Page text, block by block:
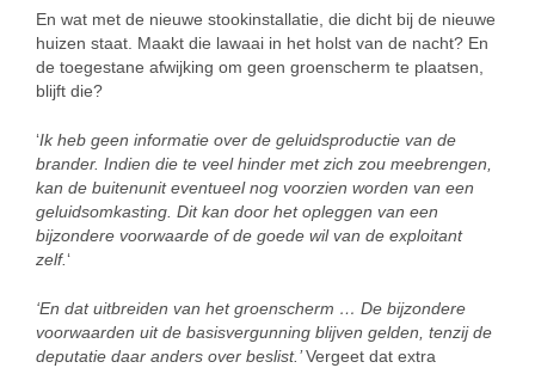
En wat met de nieuwe stookinstallatie, die dicht bij de nieuwe
huizen staat. Maakt die lawaai in het holst van de nacht? En
de toegestane afwijking om geen groenscherm te plaatsen,
blijft die?
‘Ik heb geen informatie over de geluidsproductie van de
brander. Indien die te veel hinder met zich zou meebrengen,
kan de buitenunit eventueel nog voorzien worden van een
geluidsomkasting. Dit kan door het opleggen van een
bijzondere voorwaarde of de goede wil van de exploitant
zelf. ‘
‘En dat uitbreiden van het groenscherm … De bijzondere
voorwaarden uit de basisvergunning blijven gelden, tenzij de
deputatie daar anders over beslist.’Vergeet dat extra